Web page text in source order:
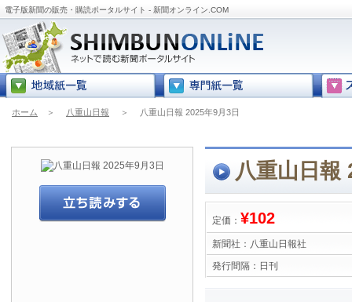
電子版新聞の販売・購読ポータルサイト - 新聞オンライン.COM
ホーム ＞ 八重山日報 ＞ 八重山日報 2025年9月3日
八重山日報
定価： ¥102
新聞社： 八重山日報社
発行間隔： 日刊